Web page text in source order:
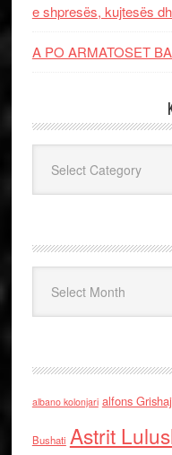
e shpresës, kujtesës
A PO ARMATOSET
albano kolonjari alfons Grishaj
Bushati Astrit